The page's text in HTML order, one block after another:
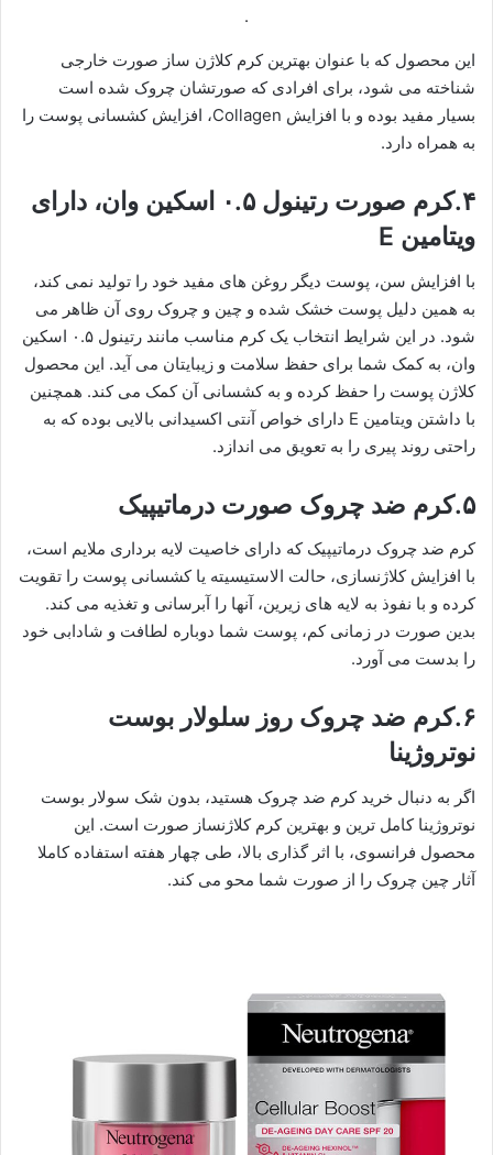
.
این محصول که با عنوان بهترین کرم کلاژن ساز صورت خارجی
شناخته می شود، برای افرادی که صورتشان چروک شده است
بسیار مفید بوده و با افزایش Collagen، افزایش کشسانی پوست را
به همراه دارد.
۴.کرم صورت رتینول ۰.۵ اسکین وان، دارای
ویتامین E
با افزایش سن، پوست دیگر روغن های مفید خود را تولید نمی کند،
به همین دلیل پوست خشک شده و چین و چروک روی آن ظاهر می
شود. در این شرایط انتخاب یک کرم مناسب مانند رتینول ۰.۵ اسکین
وان، به کمک شما برای حفظ سلامت و زیبایتان می آید. این محصول
کلاژن پوست را حفظ کرده و به کشسانی آن کمک می کند. همچنین
با داشتن ویتامین E دارای خواص آنتی اکسیدانی بالایی بوده که به
راحتی روند پیری را به تعویق می اندازد.
۵.کرم ضد چروک صورت درماتیپیک
کرم ضد چروک درماتیپیک که دارای خاصیت لایه برداری ملایم است،
با افزایش کلاژنسازی، حالت الاستیسیته یا کشسانی پوست را تقویت
کرده و با نفوذ به لایه های زیرین، آنها را آبرسانی و تغذیه می کند.
بدین صورت در زمانی کم، پوست شما دوباره لطافت و شادابی خود
را بدست می آورد.
۶.کرم ضد چروک روز سلولار بوست
نوتروژینا
اگر به دنبال خرید کرم ضد چروک هستید، بدون شک سولار بوست
نوتروژینا کامل ترین و بهترین کرم کلاژنساز صورت است. این
محصول فرانسوی، با اثر گذاری بالا، طی چهار هفته استفاده کاملا
آثار چین چروک را از صورت شما محو می کند.